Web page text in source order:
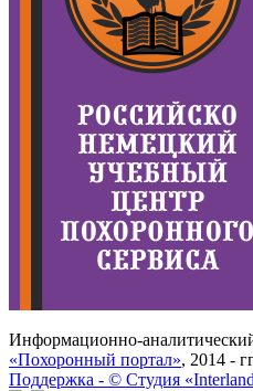
Информационно-
«Похоронный портал», 2014 -
Поддержка - © Cтудия